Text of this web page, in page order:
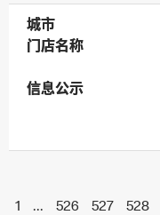
城市
城市
门店名称
门店名称
信息公示
信息公示
1 ... 526 527 528